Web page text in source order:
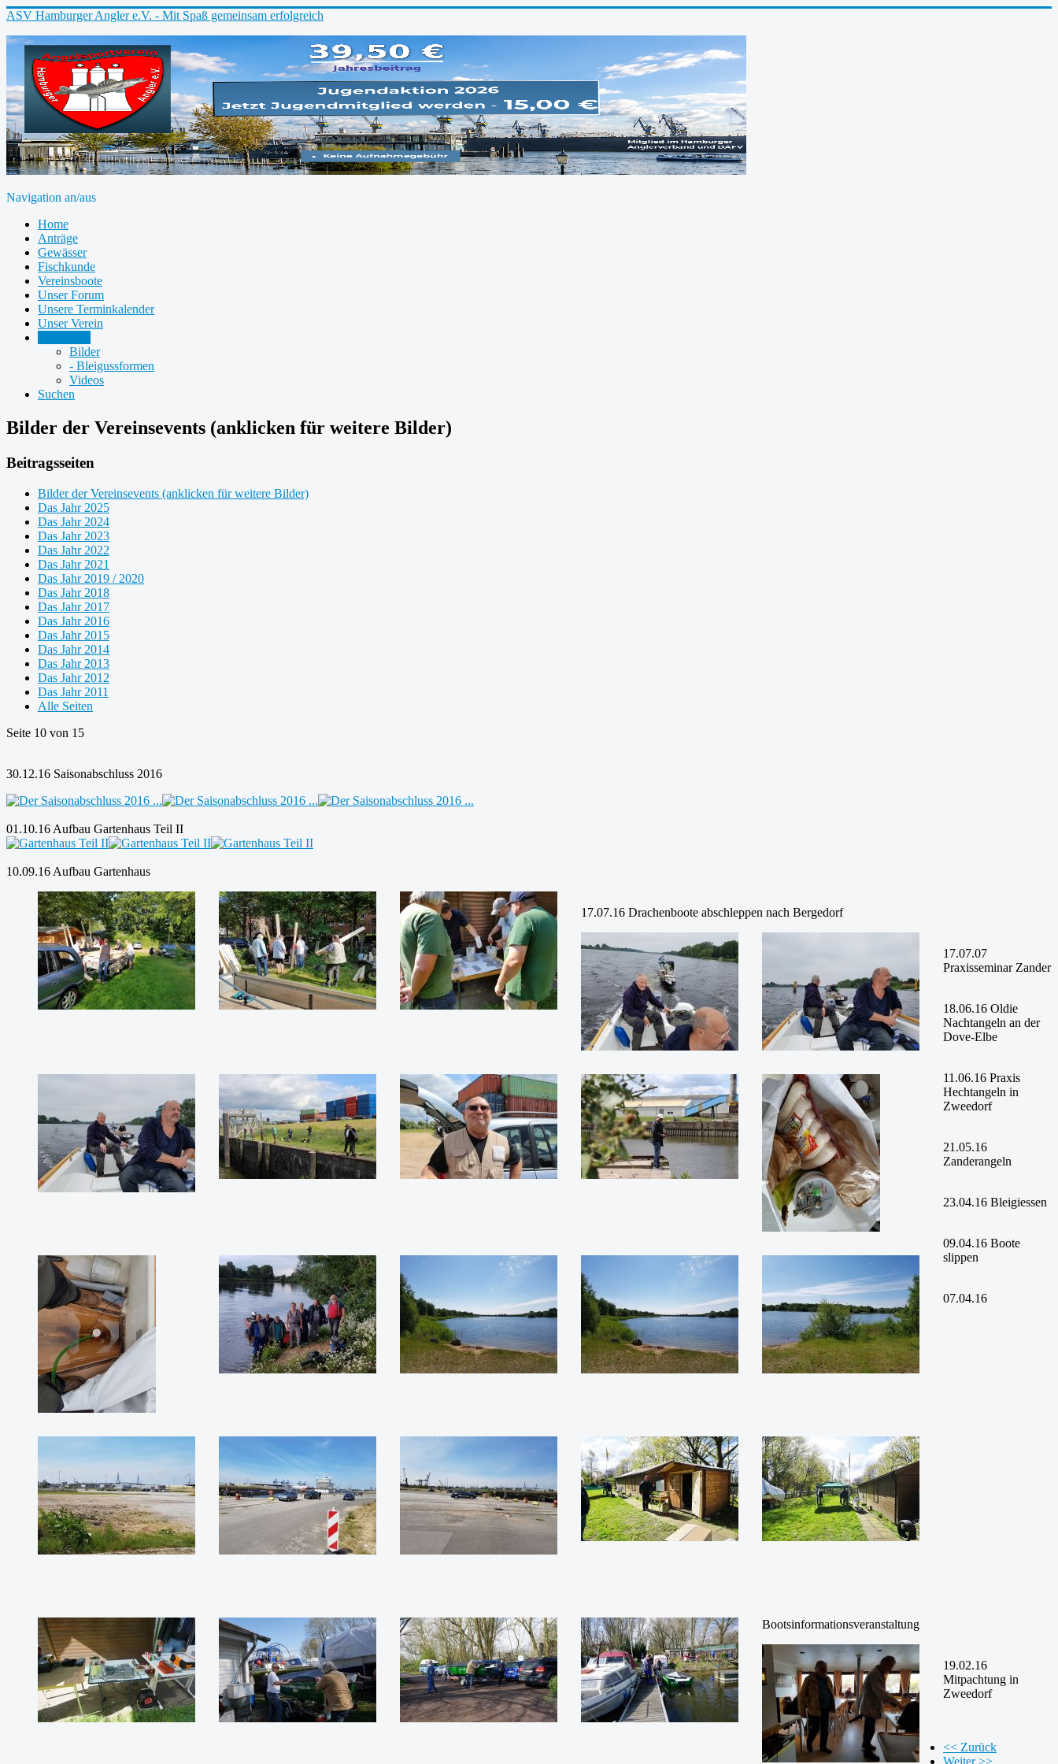
ASV Hamburger Angler e.V. - Mit Spaß gemeinsam erfolgreich
Navigation an/aus
Home
Anträge
Gewässer
Fischkunde
Vereinsboote
Unser Forum
Unsere Terminkalender
Unser Verein
Bilder
- Bleigussformen
Videos
Suchen
Bilder der Vereinsevents (anklicken für weitere Bilder)
Beitragsseiten
Bilder der Vereinsevents (anklicken für weitere Bilder)
Das Jahr 2025
Das Jahr 2024
Das Jahr 2023
Das Jahr 2022
Das Jahr 2021
Das Jahr 2019 / 2020
Das Jahr 2018
Das Jahr 2017
Das Jahr 2016
Das Jahr 2015
Das Jahr 2014
Das Jahr 2013
Das Jahr 2012
Das Jahr 2011
Alle Seiten
Seite 10 von 15
30.12.16 Saisonabschluss 2016
01.10.16 Aufbau Gartenhaus Teil II
10.09.16 Aufbau Gartenhaus
17.07.16 Drachenboote abschleppen nach Bergedorf
17.07.07
Praxisseminar Zander
18.06.16 Oldie
Nachtangeln an der
Dove-Elbe
11.06.16 Praxis
Hechtangeln in
Zweedorf
21.05.16
Zanderangeln
23.04.16 Bleigiessen
09.04.16 Boote
slippen
07.04.16
Bootsinformationsveranstaltung
19.02.16
Mitpachtung in
Zweedorf
<< Zurück
Weiter >>